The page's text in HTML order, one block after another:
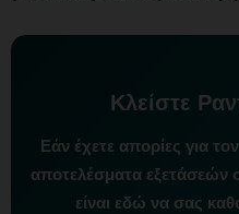
Κλείστε
Εάν έχετε απορίες για
αποτελέσματα
είναι εδώ να σας